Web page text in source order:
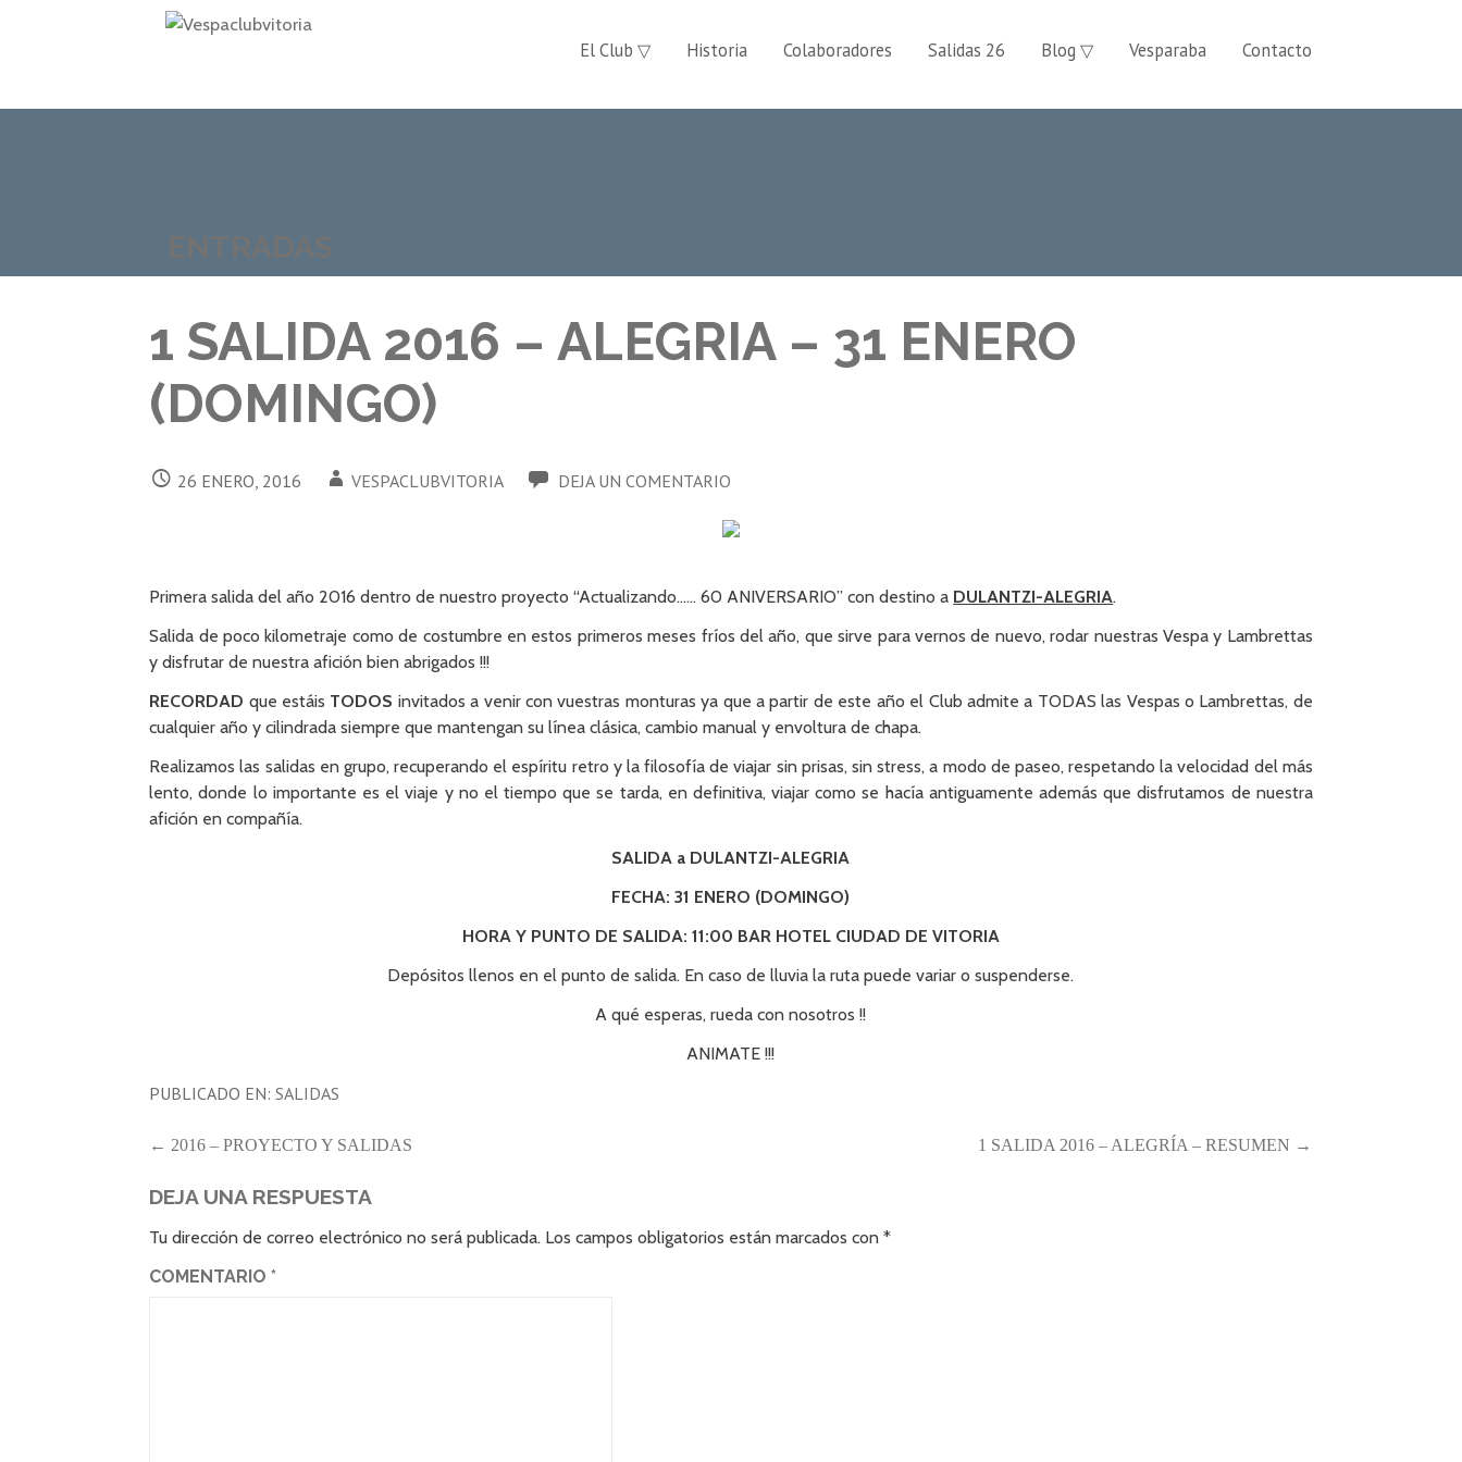
El Club ▽ Historia Colaboradores Salidas 26 Blog ▽ Vesparaba Contacto
1 SALIDA 2016 – ALEGRIA – 31 ENERO
(DOMINGO)
26 ENERO, 2016 VESPACLUBVITORIA DEJA UN COMENTARIO
Primera salida del año 2016 dentro de nuestro proyecto “Actualizando…… 60 ANIVERSARIO” con destino a DULANTZI-ALEGRIA.
Salida de poco kilometraje como de costumbre en estos primeros meses fríos del año, que sirve para vernos de nuevo, rodar nuestras Vespa y Lambrettas
y disfrutar de nuestra afición bien abrigados !!!
RECORDAD que estáis TODOS invitados a venir con vuestras monturas ya que a partir de este año el Club admite a TODAS las Vespas o Lambrettas, de
cualquier año y cilindrada siempre que mantengan su línea clásica, cambio manual y envoltura de chapa.
Realizamos las salidas en grupo, recuperando el espíritu retro y la filosofía de viajar sin prisas, sin stress, a modo de paseo, respetando la velocidad del más
lento, donde lo importante es el viaje y no el tiempo que se tarda, en definitiva, viajar como se hacía antiguamente además que disfrutamos de nuestra
afición en compañía.
SALIDA a DULANTZI-ALEGRIA
FECHA: 31 ENERO (DOMINGO)
HORA Y PUNTO DE SALIDA: 11:00 BAR HOTEL CIUDAD DE VITORIA
Depósitos llenos en el punto de salida. En caso de lluvia la ruta puede variar o suspenderse.
A qué esperas, rueda con nosotros !!
ANIMATE !!!
PUBLICADO EN:SALIDAS
NAVEGACIÓN
DE
ENTRADAS
← 2016 – PROYECTO Y SALIDAS 1 SALIDA 2016 – ALEGRÍA – RESUMEN →
DEJA UNA RESPUESTA
Tu dirección de correo electrónico no será publicada. Los campos obligatorios están marcados con*
COMENTARIO*